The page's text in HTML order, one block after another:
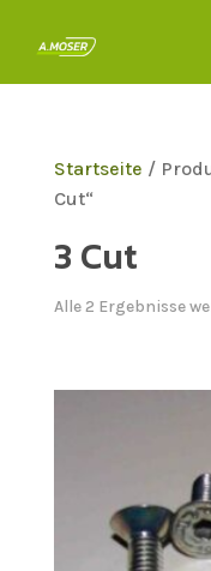
Startseite /
Cut“
3 Cut
Alle 2 Ergebnisse